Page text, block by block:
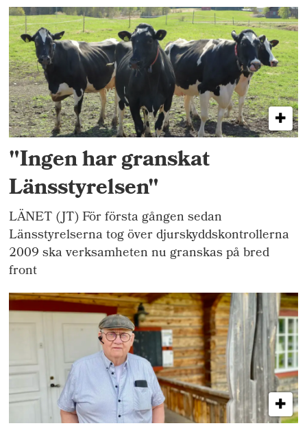
"Ingen har granskat
Länsstyrelsen"
LÄNET (JT) För första gången sedan
Länsstyrelserna tog över djurskyddskontrollerna
2009 ska verksamheten nu granskas på bred
front